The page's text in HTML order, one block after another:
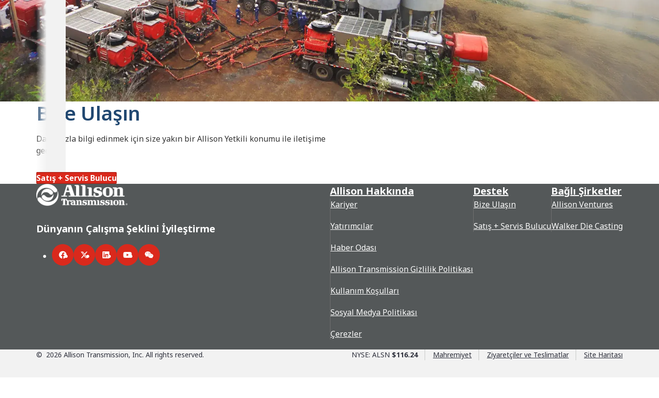
Bize Ulaşın
Daha fazla bilgi edinmek için size yakın bir Allison Yetkili konumu ile iletişime
geçin.
Satış + Servis Bulucu
Go Home
Dünyanın Çalışma Şeklini İyileştirme
FacebookTwitterLinkedInYouTubeWeChat
Allison Hakkında
Kariyer
Yatırımcılar
Haber Odası
Allison Transmission Gizlilik Politikası
Kullanım Koşulları
Sosyal Medya Politikası
Çerezler
Destek
Bize Ulaşın
Satış + Servis Bulucu
Bağlı Şirketler
Allison Ventures
Walker Die Casting
© 2026 Allison Transmission, Inc. All rights reserved. NYSE: ALSN $116.24 Mahremiyet Ziyaretçiler ve Teslimatlar Site Haritası